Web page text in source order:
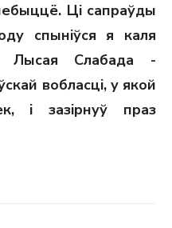
Ці сапраўды
спыніўся я каля
Лысая Слабада -
вобласці, у якой
і зазірнуў праз